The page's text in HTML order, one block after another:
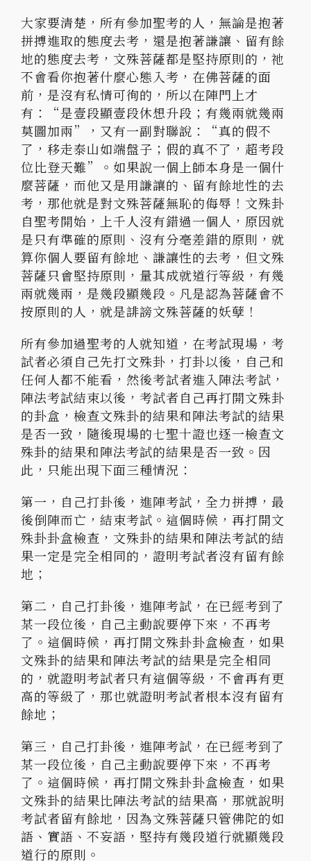
大家要清楚，所有參加聖考的人，無論是抱著
拼搏進取的態度去考，還是抱著謙讓、留有餘
地的態度去考，文殊菩薩都是堅持原則的，祂
不會看你抱著什麼心態入考，在佛菩薩的面
前，是沒有私情可徇的，所以在陣門上才
有：“是壹段顯壹段休想升段；有幾兩就幾兩
莫圖加兩”，又有一副對聯說：“真的假不
了，移走泰山如端盤子；假的真不了，超考段
位比登天難”。如果說一個上師本身是一個什
麼菩薩，而他又是用謙讓的、留有餘地性的去
考，那他就是對文殊菩薩無恥的侮辱！文殊卦
自聖考開始，上千人沒有錯過一個人，原因就
是只有準確的原則、沒有分毫差錯的原則，就
算你個人要留有餘地、謙讓性的去考，但文殊
菩薩只會堅持原則，量其成就道行等級，有幾
兩就幾兩，是幾段顯幾段。凡是認為菩薩會不
按原則的人，就是誹謗文殊菩薩的妖孽！
所有參加過聖考的人就知道，在考試現場，考
試者必須自己先打文殊卦，打卦以後，自己和
任何人都不能看，然後考試者進入陣法考試，
陣法考試結束以後，考試者自己再打開文殊卦
的卦盒，檢查文殊卦的結果和陣法考試的結果
是否一致，隨後現場的七聖十證也逐一檢查文
殊卦的結果和陣法考試的結果是否一致。因
此，只能出現下面三種情況：
第一，自己打卦後，進陣考試，全力拼搏，最
後倒陣而亡，結束考試。這個時候，再打開文
殊卦卦盒檢查，文殊卦的結果和陣法考試的結
果一定是完全相同的，證明考試者沒有留有餘
地；
第二，自己打卦後，進陣考試，在已經考到了
某一段位後，自己主動說要停下來，不再考
了。這個時候，再打開文殊卦卦盒檢查，如果
文殊卦的結果和陣法考試的結果是完全相同
的，就證明考試者只有這個等級，不會再有更
高的等級了，那也就證明考試者根本沒有留有
餘地；
第三，自己打卦後，進陣考試，在已經考到了
某一段位後，自己主動說要停下來，不再考
了。這個時候，再打開文殊卦卦盒檢查，如果
文殊卦的結果比陣法考試的結果高，那就說明
考試者留有餘地，因為文殊菩薩只管佛陀的如
語、實語、不妄語，堅持有幾段道行就顯幾段
道行的原則。